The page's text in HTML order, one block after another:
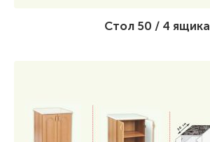
Стол 50 / 4 ящика